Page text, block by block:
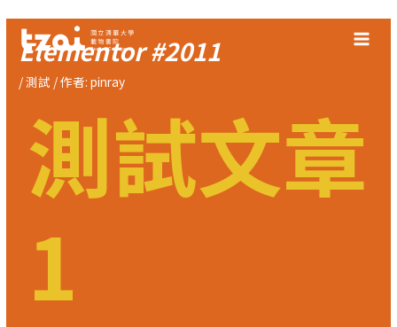
Elementor #2011
/測試 / 作者:pinray
測試文章
1